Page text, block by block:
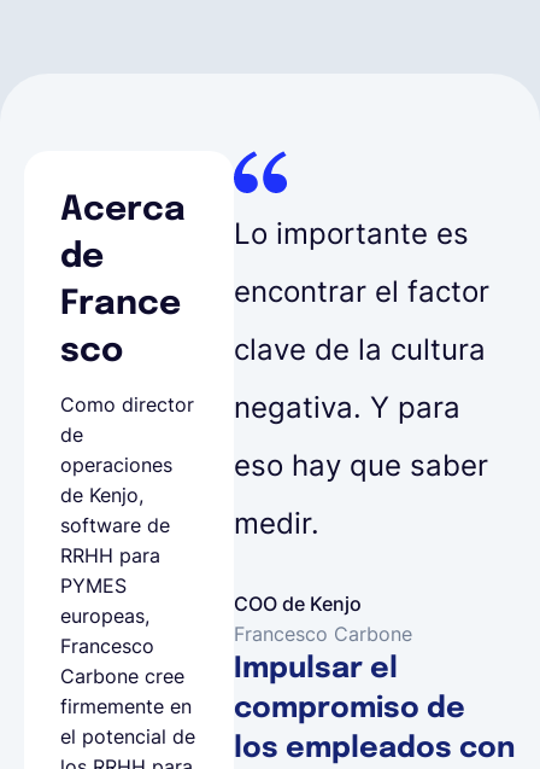
Acerca
de
France
sco
Como director
de
operaciones
de Kenjo,
software de
RRHH para
PYMES
europeas,
Francesco
Carbone cree
firmemente en
el potencial de
Lo importante es
encontrar el factor
clave de la cultura
negativa. Y para
eso hay que saber
medir.
COO de Kenjo
Francesco Carbone
Impulsar el
compromiso de
los empleados con